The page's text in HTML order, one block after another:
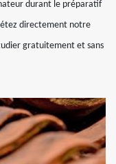
durant le préparatif
directement notre
gratuitement et sans